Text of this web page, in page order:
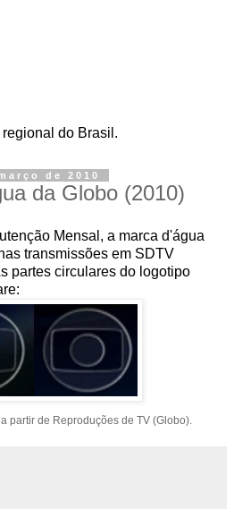
do Brasil.
de 2010
da Globo (2010)
Mensal, a marca d'água
transmissões em SDTV
partes circulares do logotipo
partir de Reproduções de TV (Globo).